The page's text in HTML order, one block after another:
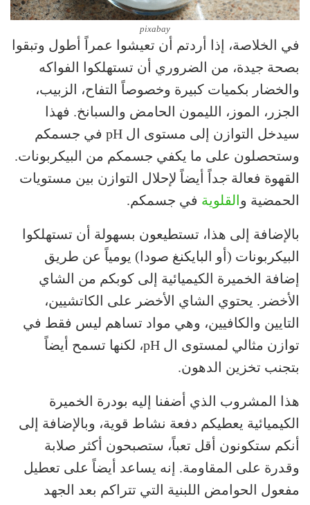
pixabay
في الخلاصة، إذا أردتم أن تعيشوا عمراً أطول وتبقوا
بصحة جيدة، من الضروري أن تستهلكوا الفواكه
والخضار بكميات كبيرة وخصوصاً التفاح، الزبيب،
الجزر، الموز، الليمون الحامض والسبانخ. فهذا
سيدخل التوازن إلى مستوى ال pH في جسمكم
وستحصلون على ما يكفي جسمكم من البيكربونات.
القهوة فعالة جداً أيضاً لإحلال التوازن بين مستويات
الحمضية و القلوية في جسمكم.
بالإضافة إلى هذا، تستطيعون بسهولة أن تستهلكوا
البيكربونات (أو البايكنغ صودا) يومياً عن طريق
إضافة الخميرة الكيميائية إلى كوبكم من الشاي
الأخضر. يحتوي الشاي الأخضر على الكاتشيين،
التايين والكافيين، وهي مواد تساهم ليس فقط في
توازن مثالي لمستوى ال pH، لكنها تسمح أيضاً
بتجنب تخزين الدهون.
هذا المشروب الذي أضفنا إليه بودرة الخميرة
الكيميائية يعطيكم دفعة نشاط قوية، وبالإضافة إلى
أنكم ستكونون أقل تعباً، ستصبحون أكثر صلابة
وقدرة على المقاومة. إنه يساعد أيضاً على تعطيل
مفعول الحوامض اللبنية التي تتراكم بعد الجهد